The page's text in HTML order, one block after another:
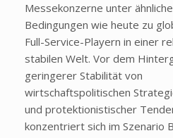
Messekonzerne unter
Bedingungen wie heute zu
Full-Service-Playern in einer
stabilen Welt. Vor dem
geringerer Stabilität von
wirtschaftspolitischen
und protektionistischer
konzentriert sich im Szenario